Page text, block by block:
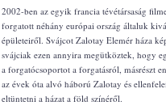
2002-ben az egyik francia tévétársaság
forgatott néhány európai ország általuk
épületeiről. Svájcot Zalotay Elemér háza
svájciak ezen annyira megütköztek, hogy
a forgatócsoportot a forgatásról, másrészt
az évek óta alvó háború Zalotay és
eltüntetni a házat a föld színéről.